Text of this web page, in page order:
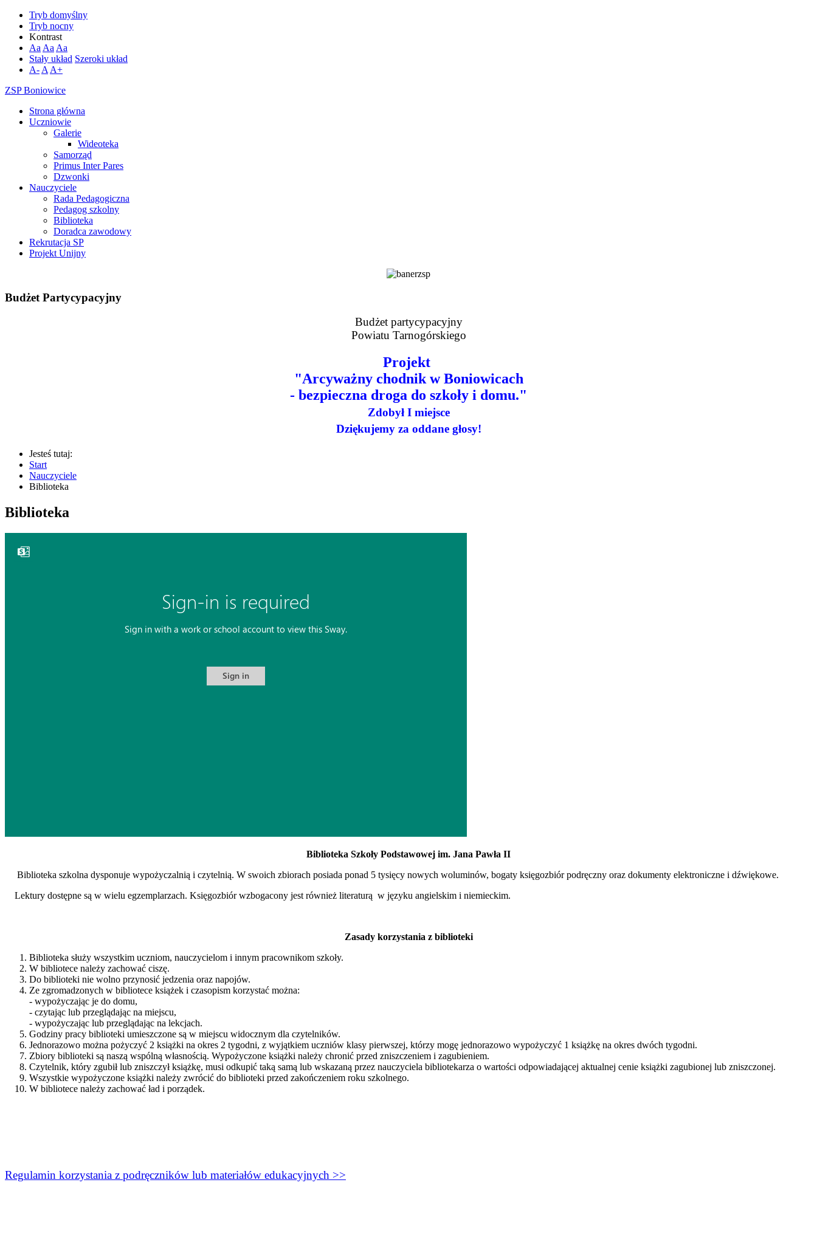
Tryb domyślny
Tryb nocny
Kontrast
Aa Aa Aa
Stały układ Szeroki układ
A- A A+
ZSP Boniowice
Strona główna
Uczniowie
Galerie
Wideoteka
Samorząd
Primus Inter Pares
Dzwonki
Nauczyciele
Rada Pedagogiczna
Pedagog szkolny
Biblioteka
Doradca zawodowy
Rekrutacja SP
Projekt Unijny
Budżet Partycypacyjny
Budżet partycypacyjny
Powiatu Tarnogórskiego
Projekt
"Arcyważny chodnik w Boniowicach
- bezpieczna droga do szkoły i domu."
Zdobył I miejsce
Dziękujemy za oddane głosy!
Jesteś tutaj:
Start
Nauczyciele
Biblioteka
Biblioteka
Biblioteka Szkoły Podstawowej im. Jana Pawła II
Biblioteka szkolna dysponuje wypożyczalnią i czytelnią. W swoich zbiorach posiada ponad 5 tysięcy nowych woluminów, bogaty księgozbiór podręczny oraz dokumenty elektroniczne i dźwiękowe.
Lektury dostępne są w wielu egzemplarzach. Księgozbiór wzbogacony jest również literaturą w języku angielskim i niemieckim.
Zasady korzystania z biblioteki
Biblioteka służy wszystkim uczniom, nauczycielom i innym pracownikom szkoły.
W bibliotece należy zachować ciszę.
Do biblioteki nie wolno przynosić jedzenia oraz napojów.
Ze zgromadzonych w bibliotece książek i czasopism korzystać można:
- wypożyczając je do domu,
- czytając lub przeglądając na miejscu,
- wypożyczając lub przeglądając na lekcjach.
Godziny pracy biblioteki umieszczone są w miejscu widocznym dla czytelników.
Jednorazowo można pożyczyć 2 książki na okres 2 tygodni, z wyjątkiem uczniów klasy pierwszej, którzy mogę jednorazowo wypożyczyć 1 książkę na okres dwóch tygodni.
Zbiory biblioteki są naszą wspólną własnością. Wypożyczone książki należy chronić przed zniszczeniem i zagubieniem.
Czytelnik, który zgubił lub zniszczył książkę, musi odkupić taką samą lub wskazaną przez nauczyciela bibliotekarza o wartości odpowiadającej aktualnej cenie książki zagubionej lub zniszczonej.
Wszystkie wypożyczone książki należy zwrócić do biblioteki przed zakończeniem roku szkolnego.
W bibliotece należy zachować ład i porządek.
Regulamin korzystania z podręczników lub materiałów edukacyjnych >>